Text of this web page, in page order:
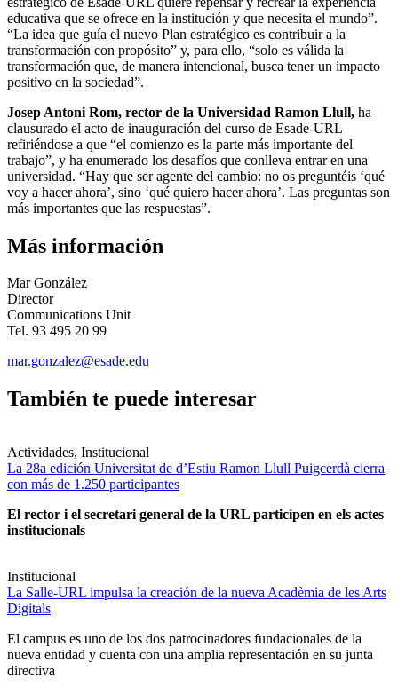
educativa que se ofrece en la institución y que necesita el mundo”.
“La idea que guía el nuevo Plan estratégico es contribuir a la
transformación con propósito” y, para ello, “solo es válida la
transformación que, de manera intencional, busca tener un impacto
positivo en la sociedad”.
Josep Antoni Rom, rector de la Universidad Ramon Llull, ha
clausurado el acto de inauguración del curso de Esade-URL
refiriéndose a que “el comienzo es la parte más importante del
trabajo”, y ha enumerado los desafíos que conlleva entrar en una
universidad. “Hay que ser agente del cambio: no os preguntéis ‘qué
voy a hacer ahora’, sino ‘qué quiero hacer ahora’. Las preguntas son
más importantes que las respuestas”.
Más información
Mar González
Director
Communications Unit
Tel. 93 495 20 99
mar.gonzalez@esade.edu
También te puede interesar
Actividades, Institucional
La 28a edición Universitat de d’Estiu Ramon Llull Puigcerdà cierra
con más de 1.250 participantes
El rector i el secretari general de la URL participen en els actes
institucionals
Institucional
La Salle-URL impulsa la creación de la nueva Acadèmia de les Arts
Digitals
El campus es uno de los dos patrocinadores fundacionales de la
nueva entidad y cuenta con una amplia representación en su junta
directiva